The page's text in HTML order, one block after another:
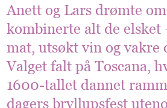
Anett og Lars drømte
kombinerte alt de elsket
mat, utsøkt vin og vakre
Valget falt på Toscana,
1600-tallet dannet
dagers bryllupsfest